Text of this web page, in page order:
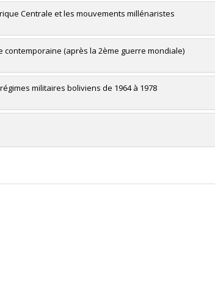
Centrale et les mouvements millénaristes
(après la 2ème guerre mondiale)
militaires boliviens de 1964 à 1978